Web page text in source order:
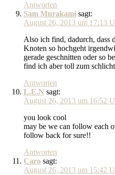
Antworten
Sam Murakami sagt:
August 26, 2013 um 17:13
Also ich find, dadurch, dass
Knoten so hochgeht
gerade geschnitten oder so
find ich aber toll zum
Antworten
L.E.N sagt:
August 26, 2013 um 16:52
you look cool
may be we can follow each
follow back for sure!!
Antworten
Caro sagt:
August 26, 2013 um 15:42